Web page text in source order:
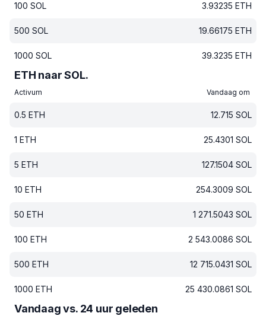
100 SOL 3.93235 ETH
500 SOL 19.66175 ETH
1000 SOL 39.3235 ETH
ETH naar SOL.
Activum Vandaag om
0.5 ETH 12.715 SOL
1 ETH 25.4301 SOL
5 ETH 127.1504 SOL
10 ETH 254.3009 SOL
50 ETH 1 271.5043 SOL
100 ETH 2 543.0086 SOL
500 ETH 12 715.0431 SOL
1000 ETH 25 430.0861 SOL
Vandaag vs. 24 uur geleden